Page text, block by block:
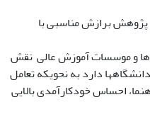
برازش مناسبی با
و موسسات آموزش عالی نقش
دارد به نحویکه تعامل
احساس خودکارآمدی بالایی